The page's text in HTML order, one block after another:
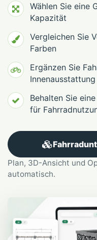
Wählen Sie eine
Kapazität
Vergleichen Sie
Farben
Ergänzen Sie
Innenausstattung
Behalten Sie
für
Plan, 3D-Ansicht und
automatisch.